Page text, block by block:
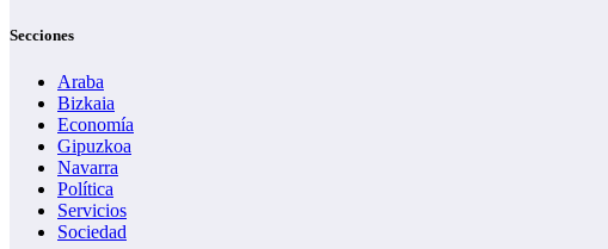
Secciones
Araba
Bizkaia
Economía
Gipuzkoa
Navarra
Política
Servicios
Sociedad